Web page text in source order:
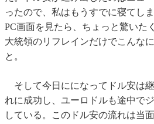
ったので、私はもうすでに寝てし
PC画面を見たら、ちょっと驚いた
大統領のリフレインだけでこんな
と。
そして今日にになってドル安は
れに成功し、ユーロドルも途中で
している。このドル安の流れは当